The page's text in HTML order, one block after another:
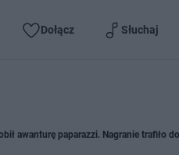
Dołącz Słuchaj
awanturę paparazzi. Nagranie trafiło